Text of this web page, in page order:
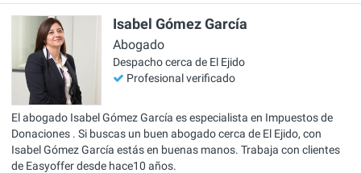
Isabel Gómez García
Abogado
Despacho cerca de El Ejido
Profesional verificado
El abogado Isabel Gómez García es especialista en Impuestos de
Donaciones . Si buscas un buen abogado cerca de El Ejido, con
Isabel Gómez García estás en buenas manos. Trabaja con clientes
de Easyoffer desde hace10 años.